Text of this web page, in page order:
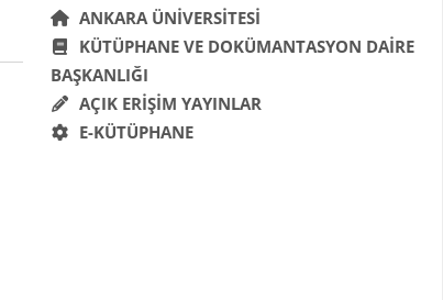
ANKARA ÜNIVERSITESI
KÜTÜPHANE VE DOKÜMANTASYON DAIRE
BAŞKANLIĞI
AÇIK ERIŞIM YAYINLAR
E-KÜTÜPHANE